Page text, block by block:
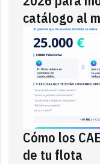
catálogo al
Cómo los
de tu flota